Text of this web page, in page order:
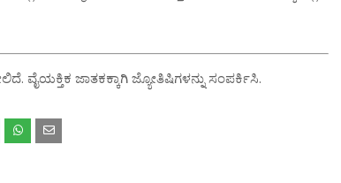
ವೈಯಕ್ತಿಕ ಜಾತಕಕ್ಕಾಗಿ ಜ್ಯೋತಿಷಿಗಳನ್ನು ಸಂಪರ್ಕಿಸಿ.